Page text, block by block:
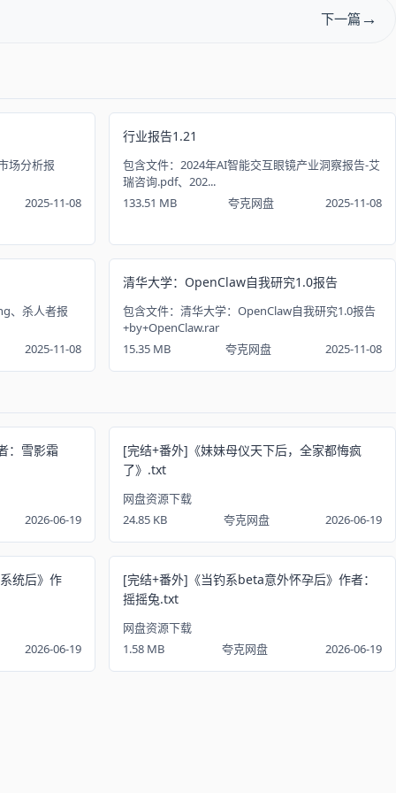
下一篇
场分析报
2025-11-08
行业报告1.21
包含文件：2024年AI智能交互眼镜产业洞察报告-艾
瑞咨询.pdf、202...
133.51 MB
夸克网盘 2025-11-08
、杀人者报
2025-11-08
清华大学：OpenClaw自我研究1.0报告
包含文件：清华大学：OpenClaw自我研究1.0报告
+by+OpenClaw.rar
15.35 MB
夸克网盘 2025-11-08
：雪影霜
2026-06-19
[完结+番外]《妹妹母仪天下后，全家都悔疯
了》.txt
网盘资源下载
24.85 KB
夸克网盘 2026-06-19
统后》作
2026-06-19
[完结+番外]《当钓系beta意外怀孕后》作者：
摇摇兔.txt
网盘资源下载
1.58 MB
夸克网盘 2026-06-19